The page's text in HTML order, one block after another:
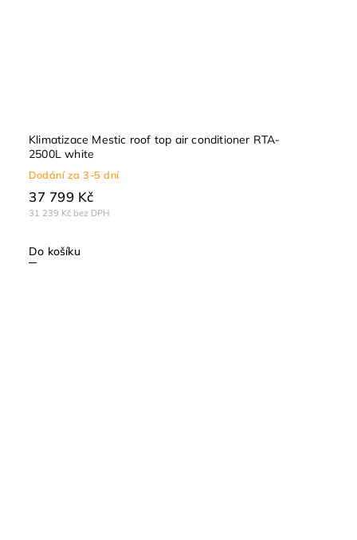
Klimatizace Mestic roof top air conditioner RTA-
2500L white
Dodání za 3-5 dní
31 239 Kč bez DPH
37 799 Kč
Do košíku